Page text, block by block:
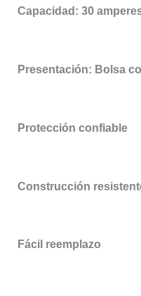
Capacidad: 30
Presentación: Bolsa
Protección confiable
Construcción
Fácil reemplazo